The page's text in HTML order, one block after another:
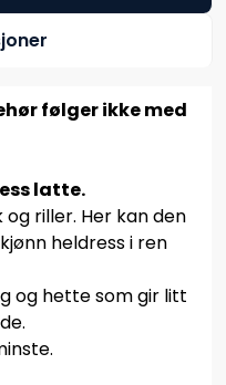
følger ikke med
latte.
riller. Her kan den
heldress i ren
og hette som gir litt